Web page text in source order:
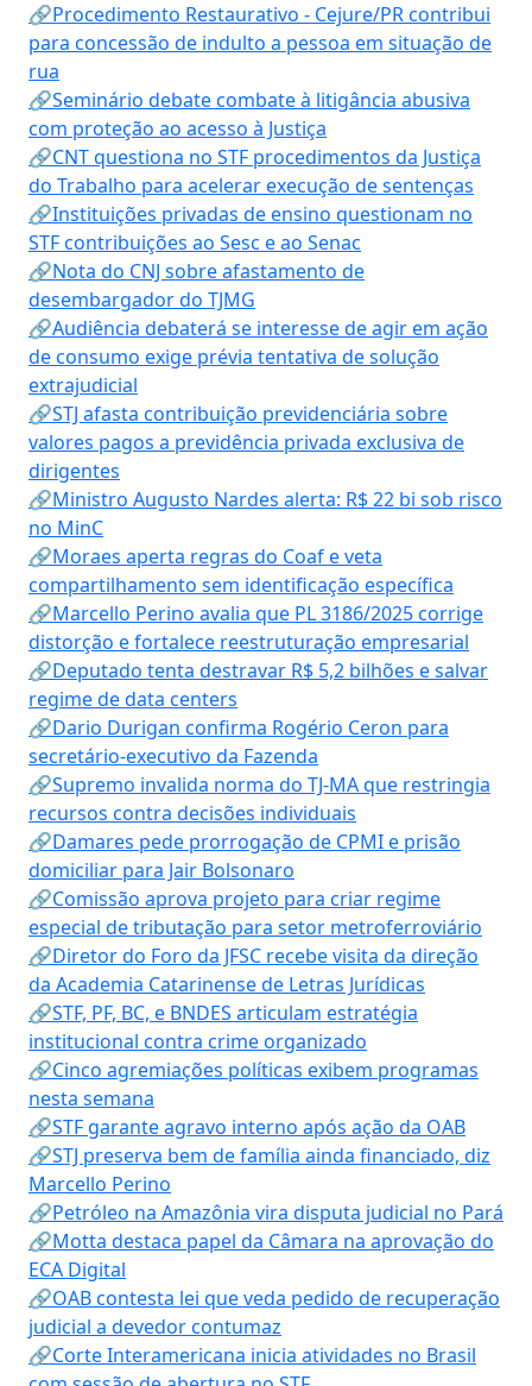
🔗Procedimento Restaurativo - Cejure/PR contribui
para concessão de indulto a pessoa em situação de
rua
🔗Seminário debate combate à litigância abusiva
com proteção ao acesso à Justiça
🔗CNT questiona no STF procedimentos da Justiça
do Trabalho para acelerar execução de sentenças
🔗Instituições privadas de ensino questionam no
STF contribuições ao Sesc e ao Senac
🔗Nota do CNJ sobre afastamento de
desembargador do TJMG
🔗Audiência debaterá se interesse de agir em ação
de consumo exige prévia tentativa de solução
extrajudicial
🔗STJ afasta contribuição previdenciária sobre
valores pagos a previdência privada exclusiva de
dirigentes
🔗Ministro Augusto Nardes alerta: R$ 22 bi sob risco
no MinC
🔗Moraes aperta regras do Coaf e veta
compartilhamento sem identificação específica
🔗Marcello Perino avalia que PL 3186/2025 corrige
distorção e fortalece reestruturação empresarial
🔗Deputado tenta destravar R$ 5,2 bilhões e salvar
regime de data centers
🔗Dario Durigan confirma Rogério Ceron para
secretário-executivo da Fazenda
🔗Supremo invalida norma do TJ-MA que restringia
recursos contra decisões individuais
🔗Damares pede prorrogação de CPMI e prisão
domiciliar para Jair Bolsonaro
🔗Comissão aprova projeto para criar regime
especial de tributação para setor metroferroviário
🔗Diretor do Foro da JFSC recebe visita da direção
da Academia Catarinense de Letras Jurídicas
🔗STF, PF, BC, e BNDES articulam estratégia
institucional contra crime organizado
🔗Cinco agremiações políticas exibem programas
nesta semana
🔗STF garante agravo interno após ação da OAB
🔗STJ preserva bem de família ainda financiado, diz
Marcello Perino
🔗Petróleo na Amazônia vira disputa judicial no Pará
🔗Motta destaca papel da Câmara na aprovação do
ECA Digital
🔗OAB contesta lei que veda pedido de recuperação
judicial a devedor contumaz
🔗Corte Interamericana inicia atividades no Brasil